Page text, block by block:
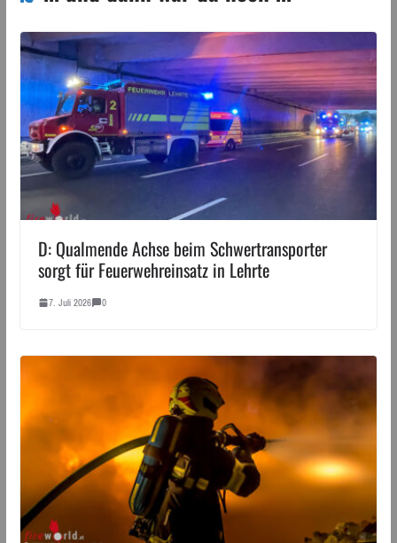
D: Qualmende Achse beim Schwertransporter
sorgt für Feuerwehreinsatz in Lehrte
7. Juli 2026 0